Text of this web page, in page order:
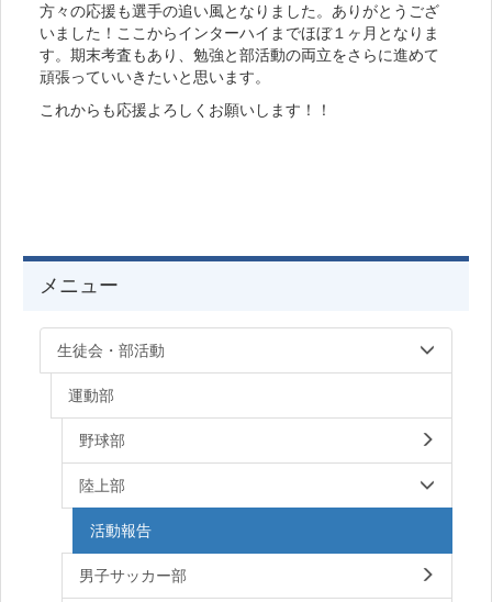
方々の応援も選手の追い風となりました。ありがとうござ
いました！ここからインターハイまでほぼ１ヶ月となりま
す。期末考査もあり、勉強と部活動の両立をさらに進めて
頑張っていいきたいと思います。
これからも応援よろしくお願いします！！
メニュー
生徒会・部活動
運動部
野球部
陸上部
活動報告
男子サッカー部